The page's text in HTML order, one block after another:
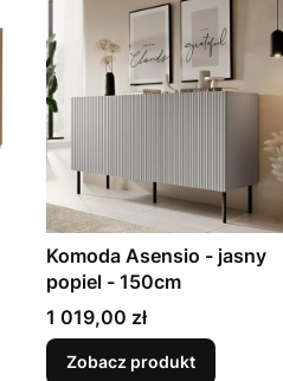
Komoda Asensio - jasny
popiel - 150cm
Cena
1 019,00 zł
Zobacz produkt